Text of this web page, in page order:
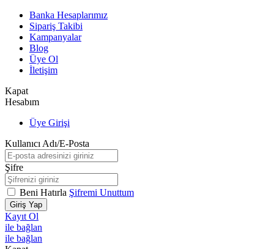
Banka Hesaplarımız
Sipariş Takibi
Kampanyalar
Blog
Üye Ol
İletişim
Kapat
Hesabım
Üye Girişi
Kullanıcı Adı/E-Posta
Şifre
Beni Hatırla Şifremi Unuttum
Giriş Yap
Kayıt Ol
ile bağlan
ile bağlan